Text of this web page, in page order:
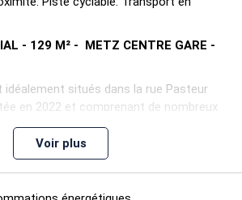
- 129 M² - METZ CENTRE GARE -
idéalement situés dans la rue Pasteur
en 2022 et comprenant de nombreux
piste cyclable, et de
de proximité. Cette voie mène
et aux axes autoroutiers. La place du Roi
dispose de nombreux transports en
le METIS A et B.
Voir plus